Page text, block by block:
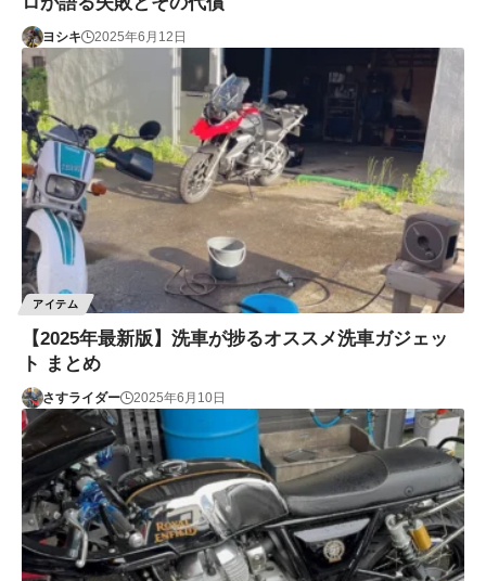
ヨシキ 2025年6月12日
アイテム
【2025年最新版】洗車が捗るオススメ洗車ガジェッ
ト まとめ
さすライダー 2025年6月10日